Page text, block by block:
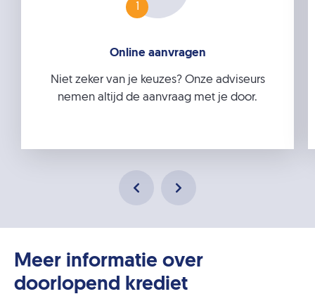
1
Online aanvragen
Niet zeker van je keuzes? Onze adviseurs
nemen altijd de aanvraag met je door.
Meer informatie over
doorlopend krediet